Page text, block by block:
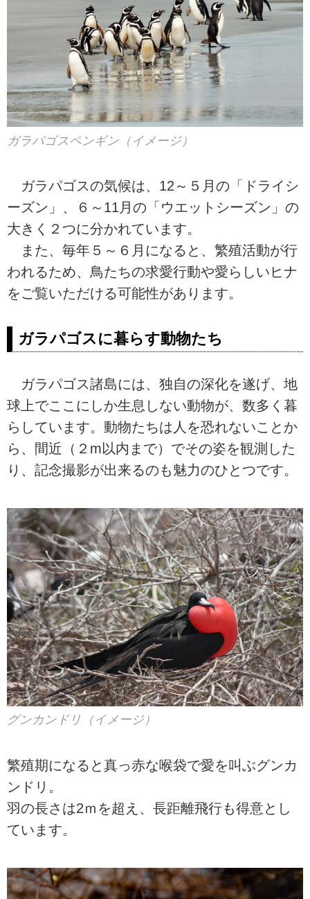
ガラパゴスペンギン（イメージ）
ガラパゴスの気候は、12～５月の「ドライシ
ーズン」、６～11月の「ウエットシーズン」の
大きく２つに分かれています。
また、毎年５～６月になると、繁殖活動が行
われるため、鳥たちの求愛行動や愛らしいヒナ
をご覧いただける可能性があります。
ガラパゴスに暮らす動物たち
ガラパゴス諸島には、独自の深化を遂げ、地
球上でここにしか生息しない動物が、数多く暮
らしています。動物たちは人を恐れないことか
ら、間近（２m以内まで）でその姿を観測した
り、記念撮影が出来るのも魅力のひとつです。
グンカンドリ（イメージ）
繁殖期になると真っ赤な喉袋で愛を叫ぶグンカ
ンドリ。
羽の長さは2ｍを超え、長距離飛行も得意とし
ています。